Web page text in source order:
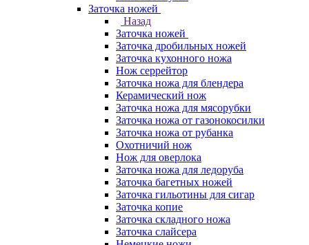
Заточка ножей
Назад
Заточка ножей
Заточка дробильных ножей
Заточка кухонного ножа
Нож серрейтор
Заточка ножа для блендера
Керамический нож
Заточка ножа для мясорубки
Заточка ножа от газонокосилки
Заточка ножа от рубанка
Охотничий нож
Нож для оверлока
Заточка ножа для ледоруба
Заточка багетных ножей
Заточка гильотины для сигар
Заточка копие
Заточка складного ножа
Заточка слайсера